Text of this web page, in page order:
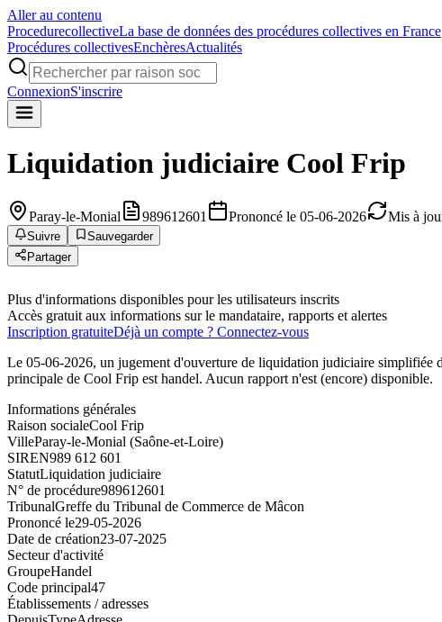
Aller au contenu
ProcedurecollectiveLa base de données des procédures collectives en France
Procédures collectivesEnchèresActualités
ConnexionS'inscrire
Liquidation judiciaire Cool Frip
Paray-le-Monial 989612601 Prononcé le 05-06-2026 Mis à
Suivre
Sauvegarder
Partager
Plus d'informations disponibles pour les utilisateurs inscrits
Accès gratuit aux informations sur le mandataire, rapports et alertes
Inscription gratuiteDéjà un compte ? Connectez-vous
Le 05-06-2026, un jugement d'ouverture de liquidation judiciaire simplifiée
principale de Cool Frip est handel. Aucun rapport n'est (encore) disponible.
Informations générales
Raison socialeCool Frip
VilleParay-le-Monial (Saône-et-Loire)
SIREN989 612 601
StatutLiquidation judiciaire
N° de procédure989612601
TribunalGreffe du Tribunal de Commerce de Mâcon
Prononcé le29-05-2026
Date de création23-07-2025
Secteur d'activité
GroupeHandel
Code principal47
Établissements / adresses